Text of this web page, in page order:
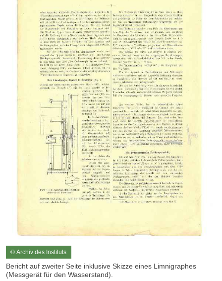
© Archiv des Instituts
Bericht auf zweiter Seite inklusive Skizze eines Limnigraphes
(Messgerät für den Wasserstand).